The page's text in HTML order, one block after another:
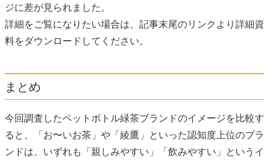
ジに差が見られました。
詳細をご覧になりたい場合は、記事末尾のリンクより詳細資
料をダウンロードしてください。
まとめ
今回調査したペットボトル緑茶ブランドのイメージを比較す
ると、「お〜いお茶」や「綾鷹」といった認知度上位のブラ
ンドは、いずれも「親しみやすい」「飲みやすい」というイ